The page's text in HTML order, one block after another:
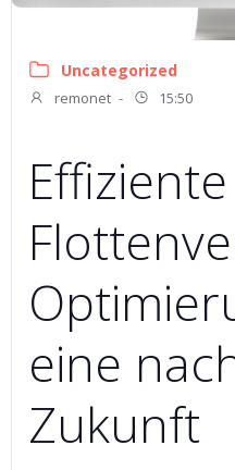
Uncategorized
remonet - 15:50
Effiziente
eine
Zukunft